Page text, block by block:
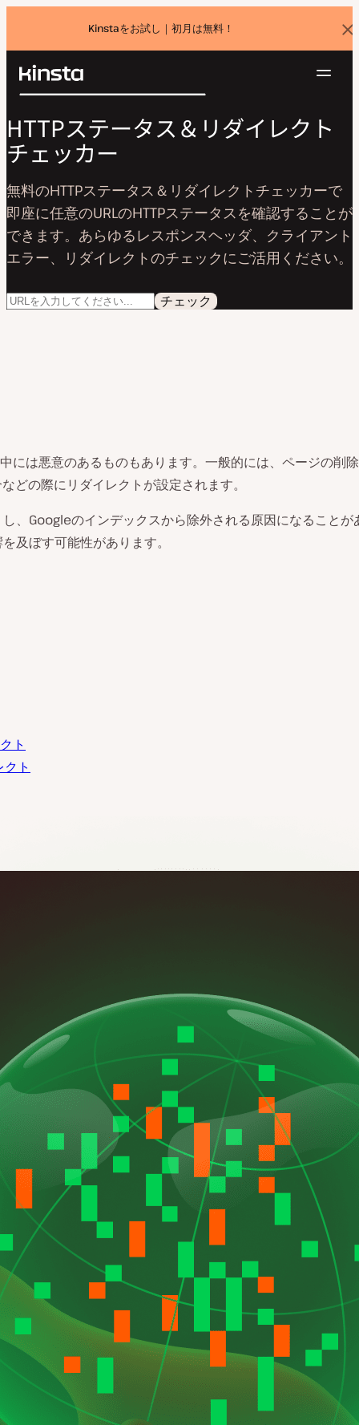
Kinstaをお試し｜初月は無料！
バ
ナ
Kinsta®
ゲ
ョ
ン
ソリューション
価格設定
お問い合わせ
検
索
ログイン 無料でお試し
HTTPステータス＆リダイレクト
チェッカー
無料のHTTPステータス＆リダイレクトチェッカーで
即座に任意のURLのHTTPステータスを確認することが
できます。あらゆるレスポンスヘッダ、クライアント
エラー、リダイレクトのチェックにご活用ください。
チェック
には悪意のあるものもあります。一般的には、ページの削
どの際にリダイレクトが設定されます。
、Googleのインデックスから除外される原因になること
及ぼす可能性があります。
ト
ト